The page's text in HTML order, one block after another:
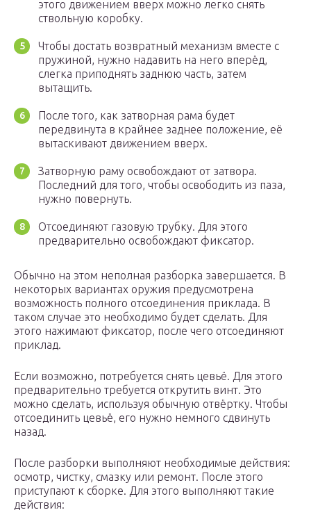
этого движением вверх можно легко снять
ствольную коробку.
Чтобы достать возвратный механизм вместе с
пружиной, нужно надавить на него вперёд,
слегка приподнять заднюю часть, затем
вытащить.
После того, как затворная рама будет
передвинута в крайнее заднее положение, её
вытаскивают движением вверх.
Затворную раму освобождают от затвора.
Последний для того, чтобы освободить из паза,
нужно повернуть.
Отсоединяют газовую трубку. Для этого
предварительно освобождают фиксатор.
Обычно на этом неполная разборка завершается. В
некоторых вариантах оружия предусмотрена
возможность полного отсоединения приклада. В
таком случае это необходимо будет сделать. Для
этого нажимают фиксатор, после чего отсоединяют
приклад.
Если возможно, потребуется снять цевьё. Для этого
предварительно требуется открутить винт. Это
можно сделать, используя обычную отвёртку. Чтобы
отсоединить цевьё, его нужно немного сдвинуть
назад.
После разборки выполняют необходимые действия:
осмотр, чистку, смазку или ремонт. После этого
приступают к сборке. Для этого выполняют такие
действия: